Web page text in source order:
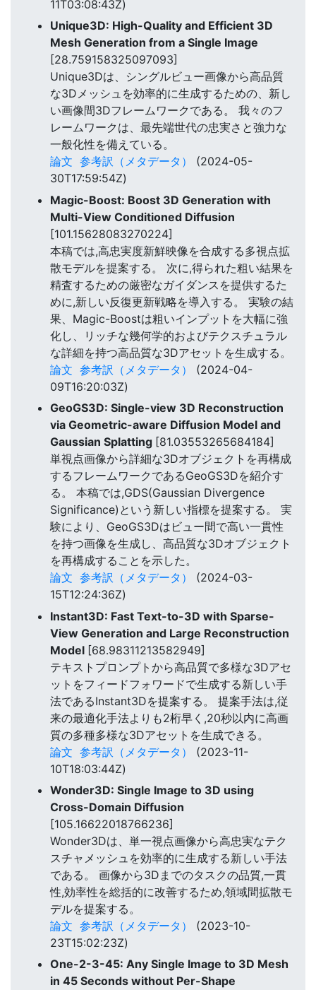
11T03:08:43Z)
Unique3D: High-Quality and Efficient 3D
Mesh Generation from a Single Image
[28.759158325097093]
Unique3Dは、シングルビュー画像から高品質
な3Dメッシュを効率的に生成するための、新し
い画像間3Dフレームワークである。 我々のフ
レームワークは、最先端世代の忠実さと強力な
一般化性を備えている。
論文 参考訳（メタデータ）
(2024-05-
30T17:59:54Z)
Magic-Boost: Boost 3D Generation with
Multi-View Conditioned Diffusion
[101.15628083270224]
本稿では,高忠実度新鮮映像を合成する多視点拡
散モデルを提案する。 次に,得られた粗い結果を
精査するための厳密なガイダンスを提供するた
めに,新しい反復更新戦略を導入する。 実験の結
果、Magic-Boostは粗いインプットを大幅に強
化し、リッチな幾何学的およびテクスチュラル
な詳細を持つ高品質な3Dアセットを生成する。
論文 参考訳（メタデータ）
(2024-04-
09T16:20:03Z)
GeoGS3D: Single-view 3D Reconstruction
via Geometric-aware Diffusion Model and
Gaussian Splatting [81.03553265684184]
単視点画像から詳細な3Dオブジェクトを再構成
するフレームワークであるGeoGS3Dを紹介す
る。 本稿では,GDS(Gaussian Divergence
Significance)という新しい指標を提案する。 実
験により、GeoGS3Dはビュー間で高い一貫性
を持つ画像を生成し、高品質な3Dオブジェクト
を再構成することを示した。
論文 参考訳（メタデータ）
(2024-03-
15T12:24:36Z)
Instant3D: Fast Text-to-3D with Sparse-
View Generation and Large Reconstruction
Model [68.98311213582949]
テキストプロンプトから高品質で多様な3Dアセ
ットをフィードフォワードで生成する新しい手
法であるInstant3Dを提案する。 提案手法は,従
来の最適化手法よりも2桁早く,20秒以内に高画
質の多種多様な3Dアセットを生成できる。
論文 参考訳（メタデータ）
(2023-11-
10T18:03:44Z)
Wonder3D: Single Image to 3D using
Cross-Domain Diffusion
[105.16622018766236]
Wonder3Dは、単一視点画像から高忠実なテク
スチャメッシュを効率的に生成する新しい手法
である。 画像から3Dまでのタスクの品質,一貫
性,効率性を総括的に改善するため,領域間拡散モ
デルを提案する。
論文 参考訳（メタデータ）
(2023-10-
23T15:02:23Z)
One-2-3-45: Any Single Image to 3D Mesh
in 45 Seconds without Per-Shape